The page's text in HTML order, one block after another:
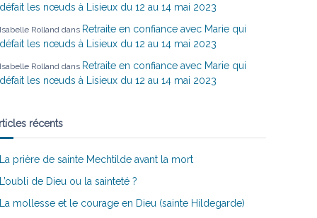
défait les nœuds à Lisieux du 12 au 14 mai 2023
Isabelle Rolland dans Retraite en confiance avec Marie qui
défait les nœuds à Lisieux du 12 au 14 mai 2023
Isabelle Rolland dans Retraite en confiance avec Marie qui
défait les nœuds à Lisieux du 12 au 14 mai 2023
récents
La prière de sainte Mechtilde avant la mort
L’oubli de Dieu ou la sainteté ?
La mollesse et le courage en Dieu (sainte Hildegarde)